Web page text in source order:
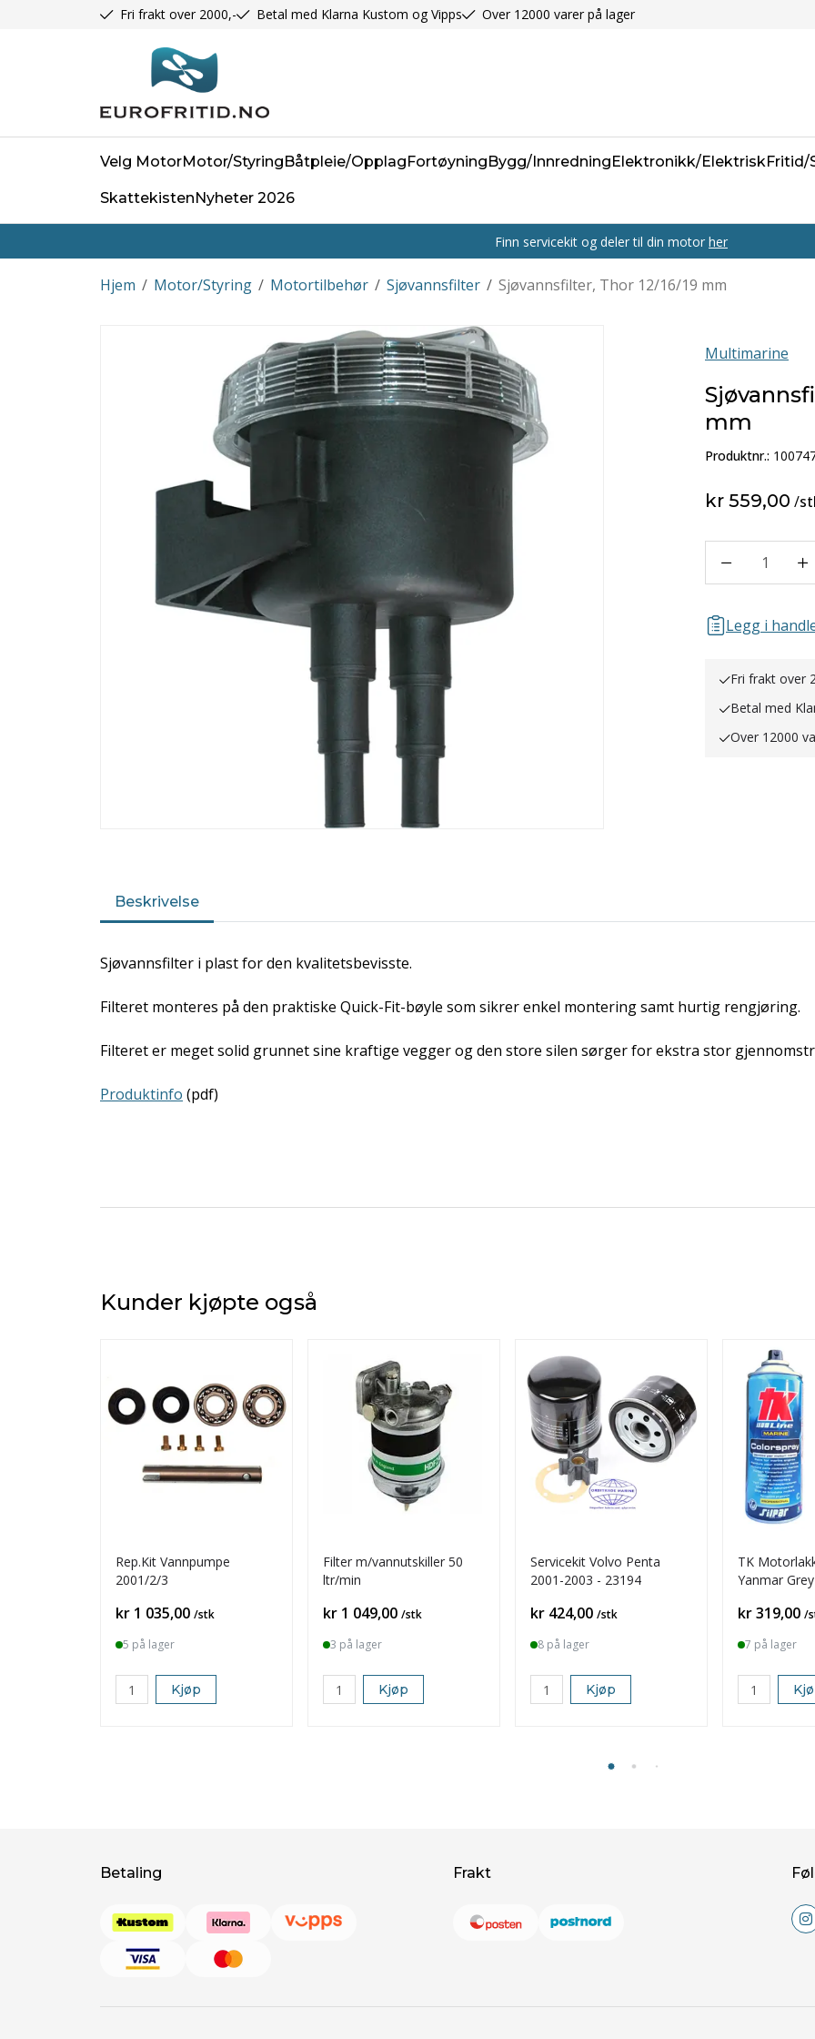
Fri frakt over 2000,- Betal med Klarna Kustom og Vipps Over 12000 varer på lager
Velg MotorMotor/StyringBåtpleie/OpplagFortøyningBygg/InnredningElektronikk/ElektriskFritid/
SkattekistenNyheter 2026
Finn servicekit og deler til din motor her
/
Hjem /
Motor/Styring /
Motortilbehør /
Sjøvannsfilter Sjøvannsfilter, Thor 12/16/19 mm
Multimarine
mm
Produktnr.:
kr 559,00 /
1
Legg i
Fri frakt over
Betal med
Over 12000
Beskrivelse
Sjøvannsfilter i plast for den kvalitetsbevisste.
Filteret monteres på den praktiske Quick-Fit-bøyle som sikrer enkel montering samt hurtig rengjøring.
Filteret er meget solid grunnet sine kraftige vegger og den store silen sørger for ekstra stor
Produktinfo (pdf)
Kunder kjøpte også
Rep.Kit Vannpumpe
2001/2/3
Pris
kr 1 035,00 /stk
5 på lager
Kjøp
Filter m/vannutskiller 50
ltr/min
Pris
kr 1 049,00 /stk
3 på lager
Kjøp
Servicekit Volvo Penta
2001-2003 - 23194
Pris
kr 424,00 /stk
8 på lager
Kjøp
TK
Yanmar
Pris
kr 319,00 /
7 på lager
Betaling Frakt